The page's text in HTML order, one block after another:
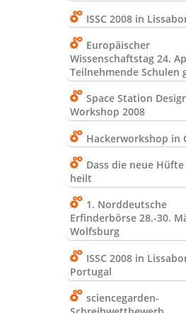
ISSC 2008 in
Europäischer
Wissenschaftstag 24.
Teilnehmende Schulen
Space Station
Workshop 2008
Hackerworkshop in
Dass die neue
heilt
1. Norddeutsche
Erfinderbörse 28.-30.
Wolfsburg
ISSC 2008 in
Portugal
sciencegarden-